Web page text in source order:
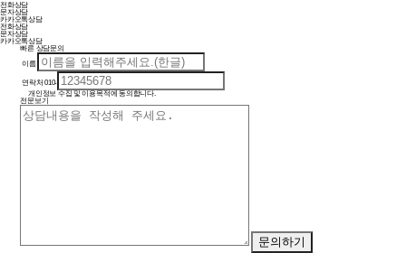
전화상담
문자상담
카카오톡상담
전화상담
문자상담
카카오톡상담
빠른 상담문의
이름
연락처 010-
개인정보 수집 및 이용목적에 동의합니다.
전문보기